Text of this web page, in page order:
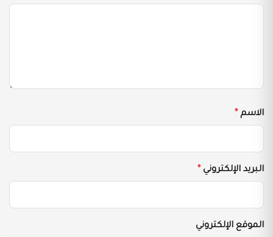
الاسم *
البريد الإلكتروني *
الموقع الإلكتروني